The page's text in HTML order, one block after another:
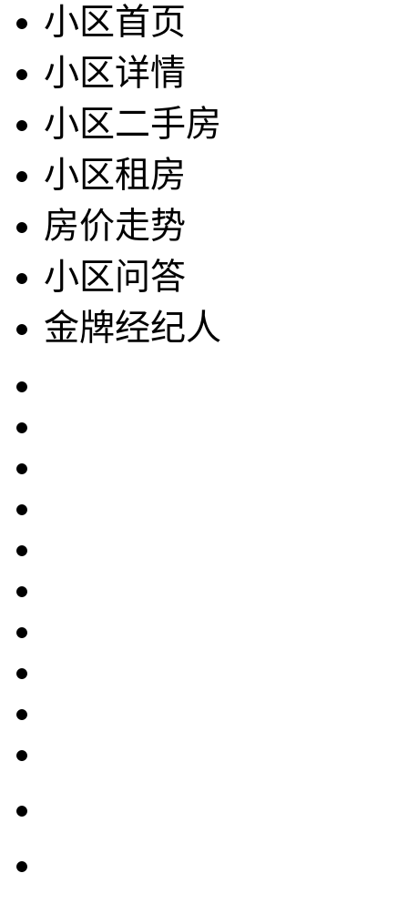
小区首页
小区详情
小区二手房
小区租房
房价走势
小区问答
金牌经纪人